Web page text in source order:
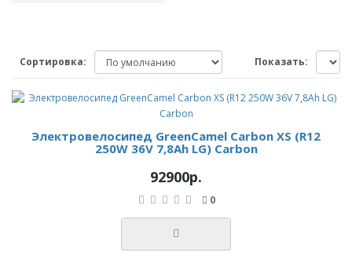
Сортировка: Показать:
Электровелосипед GreenCamel Carbon XS (R12
250W 36V 7,8Ah LG) Carbon
92900р.
0